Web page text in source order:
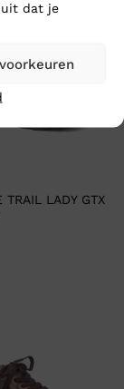
dat je
LADY GTX